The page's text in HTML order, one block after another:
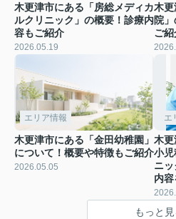
木更津市にある「房総メディカ
ルクリニック」の概要！診療内
容もご紹介
2026.05.19
木更
院
ご紹
エリア情報
木更津市にある「金田幼稚園」
について！概要や特徴もご紹介
2026.05.05
エ
木更
小児
ニ
内容
もっと見